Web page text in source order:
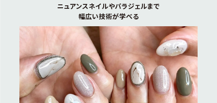
ニュアンスネイルやパラジェルまで
幅広い技術が学べる